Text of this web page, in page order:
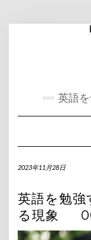
英語
2023年11月28日
英語を勉
る現象